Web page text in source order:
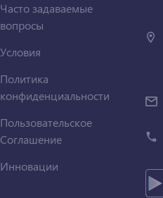
Часто задаваемые
вопросы
Условия
Политика
конфиденциальности
Пользовательское
Соглашение
Инновации